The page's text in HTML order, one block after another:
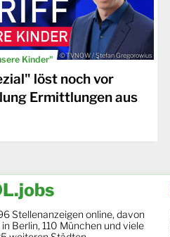
Kinder" © TVNOW / Stefan Gregorowius
löst noch vor
Ermittlungen aus
Stellenanzeigen online, davon
in Berlin, 110 München und viele